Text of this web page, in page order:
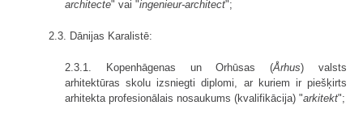
architecte" vai "ingenieur-architect";
2.3. Dānijas Karalistē:
2.3.1. Kopenhāgenas un Orhūsas (Århus) valsts
arhitektūras skolu izsniegti diplomi, ar kuriem ir piešķirts
arhitekta profesionālais nosaukums (kvalifikācija) "arkitekt";